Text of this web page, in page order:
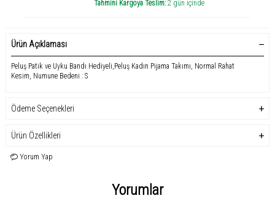
Tahmini Kargoya Teslim:2 gün içinde
Ürün Açıklaması
Peluş Patik ve Uyku Bandı Hediyeli,Peluş Kadın Pijama Takımı, Normal Rahat
Kesim, Numune Bedeni : S
Ödeme Seçenekleri
Ürün Özellikleri
Yorum Yap
Yorumlar